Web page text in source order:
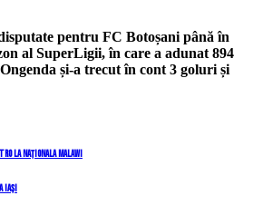
pentru FC Botoșani până în
al SuperLigii, în care a adunat 894
și-a trecut în cont 3 goluri și
la naționala Malawi
Iași